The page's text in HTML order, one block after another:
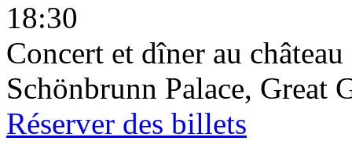
18:30
Concert et dîner au
Schönbrunn Palace, Great
Réserver des billets